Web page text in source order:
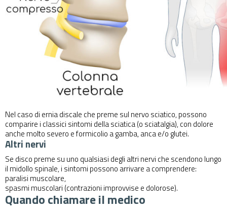
Nel caso di ernia discale che preme sul nervo sciatico, possono
comparire i classici sintomi della sciatica (o sciatalgia), con dolore
anche molto severo e formicolio a gamba, anca e/o glutei.
Altri nervi
Se disco preme su uno qualsiasi degli altri nervi che scendono lungo
il midollo spinale, i sintomi possono arrivare a comprendere:
paralisi muscolare,
spasmi muscolari (contrazioni improvvise e dolorose).
Quando chiamare il medico